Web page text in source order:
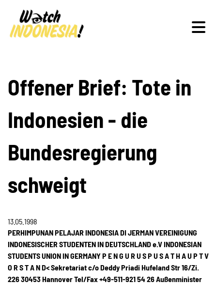
Schwerpunkte
Veranstaltungen
Publikationen
Projekte
Kampagne
Offener Brief: Tote in
Indonesien - die
Bundesregierung
schweigt
13.05.1998
PERHIMPUNAN PELAJAR INDONESIA DI JERMAN VEREINIGUNG
INDONESISCHER STUDENTEN IN DEUTSCHLAND e.V INDONESIAN
STUDENTS UNION IN GERMANY P E N G U R U S P U S A T H A U P T V
O R S T A N D< Sekretariat c/o Deddy Priadi Hufeland Str 16/Zi.
226 30453 Hannover Tel/Fax +49-511-921 54 26Außenminister